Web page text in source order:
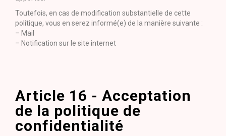
Toutefois, en cas de modification substantielle de cette
politique, vous en serez informé(e) de la manière suivante :
– Mail
– Notification sur le site internet
Article 16 - Acceptation
de la politique de
confidentialité